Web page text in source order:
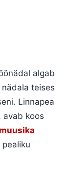
algab
teises
Linnapea
avab koos